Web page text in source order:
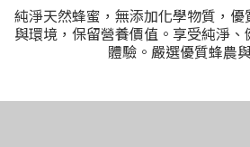
純淨天然蜂蜜，無添加化學物質，
與環境，保留營養價值。享受純淨
體驗。嚴選優質蜂農